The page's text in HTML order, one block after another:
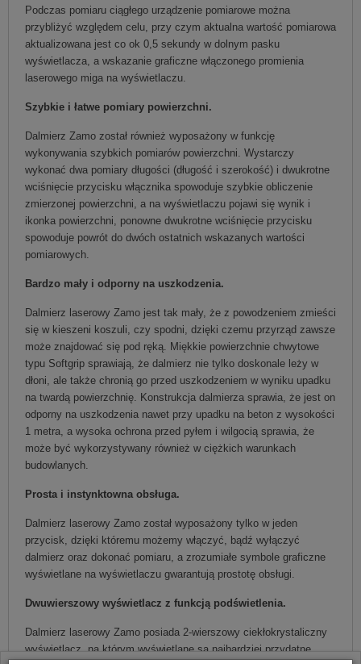
Podczas pomiaru ciągłego urządzenie pomiarowe można
przybliżyć względem celu, przy czym aktualna wartość pomiarowa
aktualizowana jest co ok 0,5 sekundy w dolnym pasku
wyświetlacza, a wskazanie graficzne włączonego promienia
laserowego miga na wyświetlaczu.
Szybkie i łatwe pomiary powierzchni.
Dalmierz Zamo został również wyposażony w funkcję
wykonywania szybkich pomiarów powierzchni. Wystarczy
wykonać dwa pomiary długości (długość i szerokość) i dwukrotne
wciśnięcie przycisku włącznika spowoduje szybkie obliczenie
zmierzonej powierzchni, a na wyświetlaczu pojawi się wynik i
ikonka powierzchni, ponowne dwukrotne wciśnięcie przycisku
spowoduje powrót do dwóch ostatnich wskazanych wartości
pomiarowych.
Bardzo mały i odporny na uszkodzenia.
Dalmierz laserowy Zamo jest tak mały, że z powodzeniem zmieści
się w kieszeni koszuli, czy spodni, dzięki czemu przyrząd zawsze
może znajdować się pod ręką. Miękkie powierzchnie chwytowe
typu Softgrip sprawiają, że dalmierz nie tylko doskonale leży w
dłoni, ale także chronią go przed uszkodzeniem w wyniku upadku
na twardą powierzchnię. Konstrukcja dalmierza sprawia, że jest on
odporny na uszkodzenia nawet przy upadku na beton z wysokości
1 metra, a wysoka ochrona przed pyłem i wilgocią sprawia, że
może być wykorzystywany również w ciężkich warunkach
budowlanych.
Prosta i instynktowna obsługa.
Dalmierz laserowy Zamo został wyposażony tylko w jeden
przycisk, dzięki któremu możemy włączyć, bądź wyłączyć
dalmierz oraz dokonać pomiaru, a zrozumiałe symbole graficzne
wyświetlane na wyświetlaczu gwarantują prostotę obsługi.
Dwuwierszowy wyświetlacz z funkcją podświetlenia.
Dalmierz laserowy Zamo posiada 2-wierszowy ciekłokrystaliczny
wyświetlacz, na którym wyświetlane są najbardziej przydatne